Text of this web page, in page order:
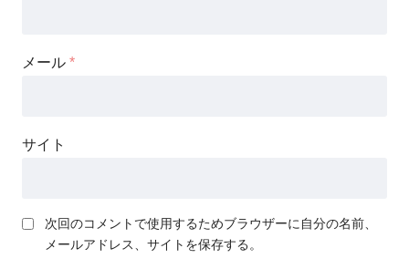
メール *
サイト
次回のコメントで使用するためブラウザーに自分の名前、
メールアドレス、サイトを保存する。